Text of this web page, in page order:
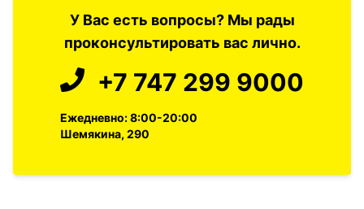
У Вас есть вопросы? Мы рады
проконсультировать вас лично.
+7 747 299 9000
Ежедневно: 8:00-20:00
Шемякина, 290